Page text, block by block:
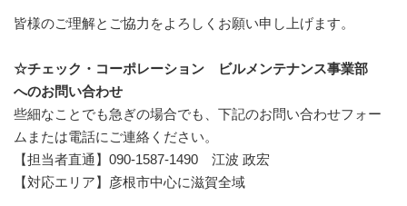
皆様のご理解とご協力をよろしくお願い申し上げます。
☆チェック・コーポレーション ビルメンテナンス事業部
へのお問い合わせ
些細なことでも急ぎの場合でも、下記のお問い合わせフォー
ムまたは電話にご連絡ください。
【担当者直通】 090-1587-1490 江波 政宏
【対応エリア】 彦根市中心に滋賀全域